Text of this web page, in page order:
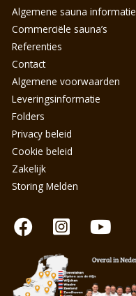
Algemene sauna informatie
Commerciële sauna’s
Referenties
Contact
Algemene voorwaarden
Leveringsinformatie
Folders
Privacy beleid
Cookie beleid
Zakelijk
Storing Melden